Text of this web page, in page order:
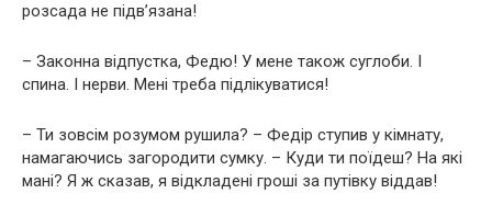
розсада не підв’язана!
– Законна відпустка, Федю! У мене також суглоби. І
спина. І нерви. Мені треба підлікуватися!
– Ти зовсім розумом рушила? – Федір ступив у кімнату,
намагаючись загородити сумку. – Куди ти поїдеш? На які
мані? Я ж сказав, я відкладені гроші за путівку віддав!